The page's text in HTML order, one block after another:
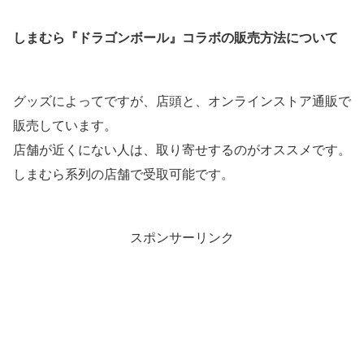
しまむら『ドラゴンボール』コラボの販売方法について
グッズによってですが、店頭と、オンラインストア通販で
販売しています。
店舗が近くにない人は、取り寄せするのがオススメです。
しまむら系列の店舗で受取可能です。
スポンサーリンク